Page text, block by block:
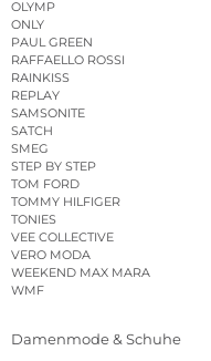
OLYMP
ONLY
PAUL GREEN
RAFFAELLO ROSSI
RAINKISS
REPLAY
SAMSONITE
SATCH
SMEG
STEP BY STEP
TOM FORD
TOMMY HILFIGER
TONIES
VEE COLLECTIVE
VERO MODA
WEEKEND MAX MARA
WMF
Damenmode & Schuhe